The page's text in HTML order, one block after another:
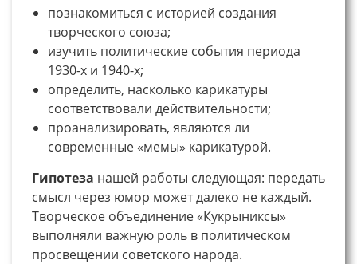
познакомиться с историей создания
творческого союза;
изучить политические события периода
1930-х и 1940-х;
определить, насколько карикатуры
соответствовали действительности;
проанализировать, являются ли
современные «мемы» карикатурой.
Гипотеза нашей работы следующая: передать
смысл через юмор может далеко не каждый.
Творческое объединение «Кукрыниксы»
выполняли важную роль в политическом
просвещении советского народа.